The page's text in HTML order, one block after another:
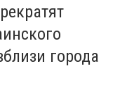
города